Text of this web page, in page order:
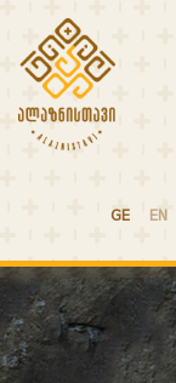
GE EN